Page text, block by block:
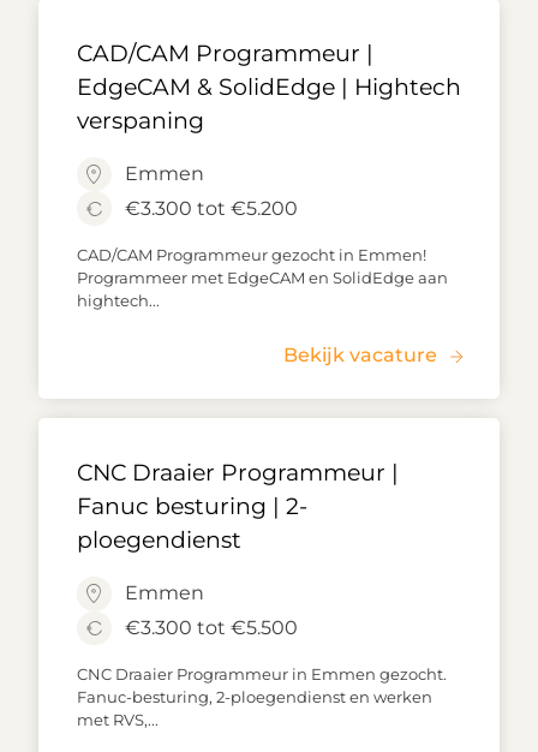
CAD/CAM Programmeur |
EdgeCAM & SolidEdge | Hightech
verspaning
Emmen
€3.300 tot €5.200
CAD/CAM Programmeur gezocht in Emmen!
Programmeer met EdgeCAM en SolidEdge aan
hightech...
Bekijk vacature
CNC Draaier Programmeur |
Fanuc besturing | 2-
ploegendienst
Emmen
€3.300 tot €5.500
CNC Draaier Programmeur in Emmen gezocht.
Fanuc-besturing, 2-ploegendienst en werken
met RVS,...